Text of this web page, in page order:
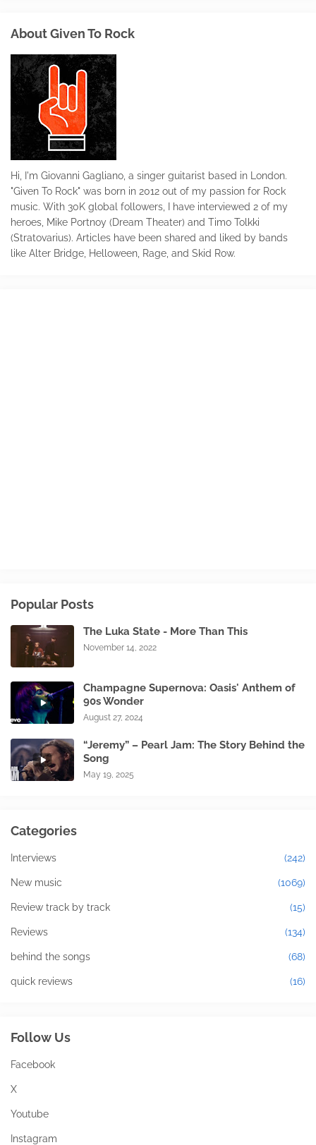
About Given To Rock
Hi, I'm Giovanni Gagliano, a singer guitarist based in London.
"Given To Rock" was born in 2012 out of my passion for Rock
music. With 30K global followers, I have interviewed 2 of my
heroes, Mike Portnoy (Dream Theater) and Timo Tolkki
(Stratovarius). Articles have been shared and liked by bands
like Alter Bridge, Helloween, Rage, and Skid Row.
Popular Posts
The Luka State - More Than This
November 14, 2022
Champagne Supernova: Oasis' Anthem of
90s Wonder
August 27, 2024
“Jeremy” – Pearl Jam: The Story Behind the
Song
May 19, 2025
Categories
Interviews (242)
New music (1069)
Review track by track (15)
Reviews (134)
behind the songs (68)
quick reviews (16)
Follow Us
Facebook
X
Youtube
Instagram